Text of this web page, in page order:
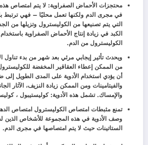
محتجزات الأحماض الصفراوية: لا يتم امتصاص هذه
في مجرى الدم ولكنها تعمل محليًا – فهي ترتبط
التي يتم تصنيعها من الكوليسترول وتزيلها من
الكبد في زيادة إنتاج الأحماض الصفراوية
الكوليسترول من الدم.
ويحدث تأثير إيجابي مرئي بعد شهر من بدء تناول
من الممكن إعطاء العقاقير المخفضة
أن يؤدي استخدام الأدوية على المدى الطويل
والفيتامينات ومن الممكن زيادة النزيف، الآثار
والإمساك. تشمل هذه الأدوية: كوليستيبول ،
تمنع مثبطات امتصاص الكوليسترول امتصاص
وصف الأدوية في هذه المجموعة للأشخاص الذين
الستاتينات حيث لا يتم امتصاصها في مجرى الدم.